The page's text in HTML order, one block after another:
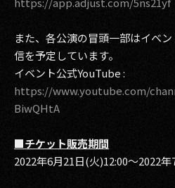
また、各公演の冒頭一部はイベ
信を予定しています。
イベント公式YouTube :
https://www.youtube.com/
BiwQHtA
■チケット販売期間
2022年6月21日(火)12:00〜2022